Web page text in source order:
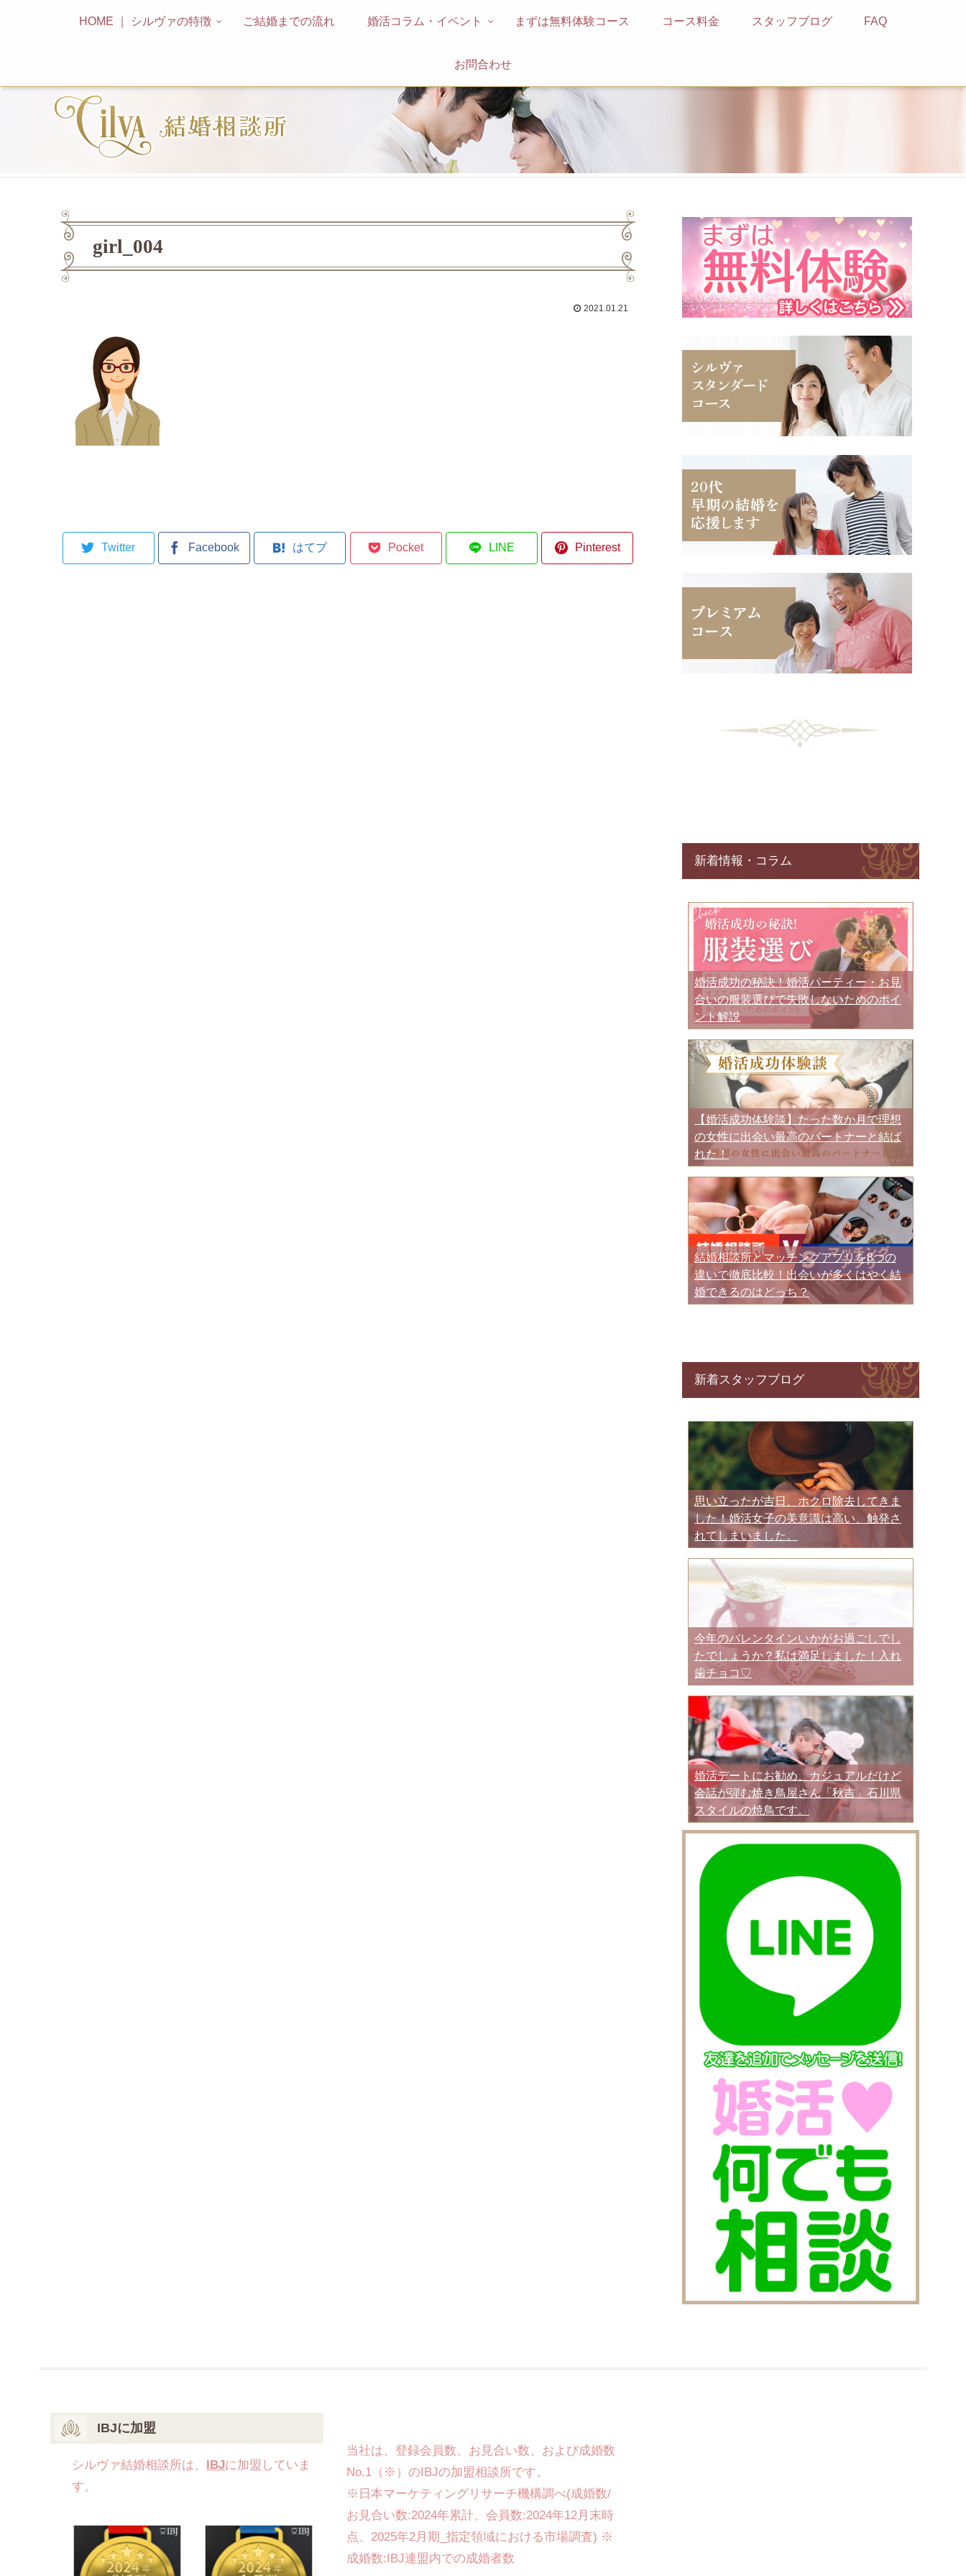
HOME ｜ シルヴァの特徴 ご結婚までの流れ 婚活コラム・イベント まずは無料体験コース コース料金 スタッフブログ FAQ
お問合わせ
girl_004
2021.01.21
Twitter Facebook はてブ Pocket LINE Pinterest
新着情報・コラム
婚活成功の秘訣！婚活パーティー・お見
合いの服装選びで失敗しないためのポイ
ント解説
【婚活成功体験談】たった数か月で理想
の女性に出会い最高のパートナーと結ば
れた！
結婚相談所とマッチングアプリを8つの
違いで徹底比較！出会いが多くはやく結
婚できるのはどっち？
新着スタッフブログ
思い立ったが吉日、ホクロ除去してきま
した！婚活女子の美意識は高い、触発さ
れてしまいました。
今年のバレンタインいかがお過ごしでし
たでしょうか？私は満足しました！入れ
歯チョコ♡
婚活デートにお勧め、カジュアルだけど
会話が弾む焼き鳥屋さん「秋吉」石川県
スタイルの焼鳥です。
IBJに加盟
シルヴァ結婚相談所は、 IBJに加盟していま
す。
当社は、登録会員数、お見合い数、および成婚数
No.1（※）のIBJの加盟相談所です。
※日本マーケティングリサーチ機構調べ(成婚数/
お見合い数:2024年累計、会員数:2024年12月末時
点、2025年2月期_指定領域における市場調査) ※
成婚数:IBJ連盟内での成婚者数